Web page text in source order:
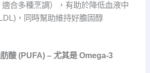
合多種烹調），有助於降低血液中
，同時幫助維持好膽固醇
酸 (PUFA) – 尤其是 Omega-3